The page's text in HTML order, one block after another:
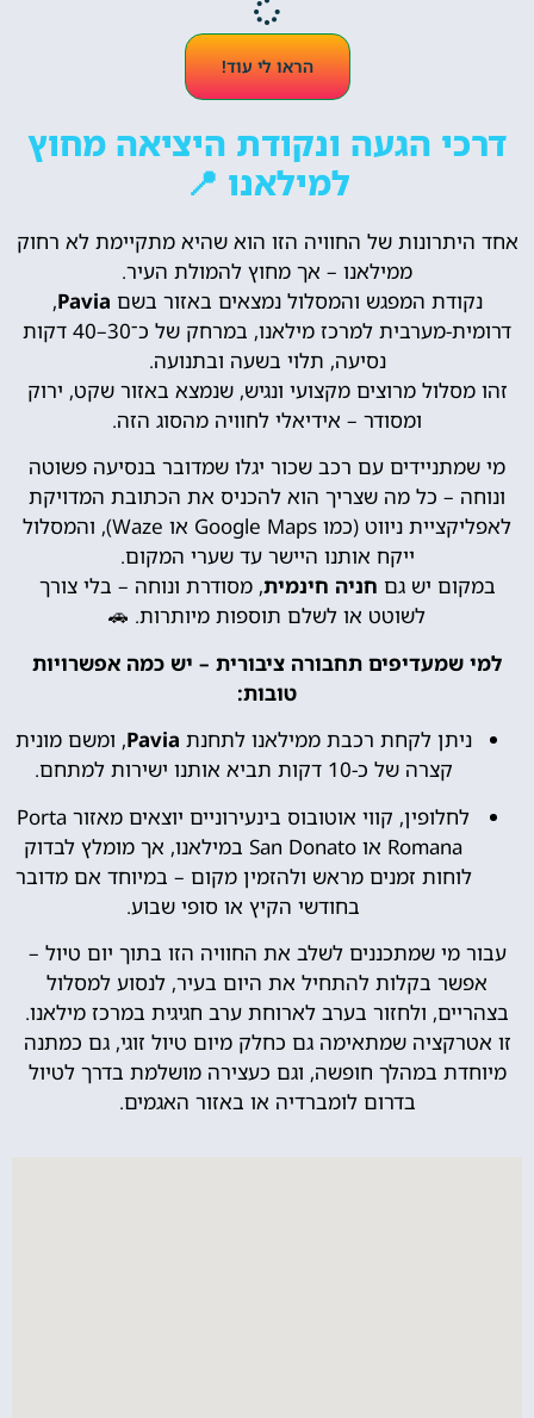
הראו לי עוד!
דרכי הגעה ונקודת היציאה מחוץ
למילאנו 📍
אחד היתרונות של החוויה הזו הוא שהיא מתקיימת לא רחוק
ממילאנו – אך מחוץ להמולת העיר.
נקודת המפגש והמסלול נמצאים באזור בשם Pavia
,
דרומית-מערבית למרכז מילאנו, במרחק של כ־30–40 דקות
נסיעה, תלוי בשעה ובתנועה.
זהו מסלול מרוצים מקצועי ונגיש, שנמצא באזור שקט, ירוק
ומסודר – אידיאלי לחוויה מהסוג הזה.
מי שמתניידים עם רכב שכור יגלו שמדובר בנסיעה פשוטה
ונוחה – כל מה שצריך הוא להכניס את הכתובת המדויקת
לאפליקציית ניווט (כמו Google Maps או Waze), והמסלול
ייקח אותנו היישר עד שערי המקום.
במקום יש גם חניה חינמית, מסודרת ונוחה – בלי צורך
לשוטט או לשלם תוספות מיותרות. 🚗
למי שמעדיפים תחבורה ציבורית – יש כמה אפשרויות
טובות:
ניתן לקחת רכבת ממילאנו לתחנת Pavia, ומשם מונית
קצרה של כ-10 דקות תביא אותנו ישירות למתחם.
לחלופין, קווי אוטובוס בינעירוניים יוצאים מאזור Porta
Romana או San Donato במילאנו, אך מומלץ לבדוק
לוחות זמנים מראש ולהזמין מקום – במיוחד אם מדובר
בחודשי הקיץ או סופי שבוע.
עבור מי שמתכננים לשלב את החוויה הזו בתוך יום טיול –
אפשר בקלות להתחיל את היום בעיר, לנסוע למסלול
בצהריים, ולחזור בערב לארוחת ערב חגיגית במרכז מילאנו.
זו אטרקציה שמתאימה גם כחלק מיום טיול זוגי, גם כמתנה
מיוחדת במהלך חופשה, וגם כעצירה מושלמת בדרך לטיול
בדרום לומברדיה או באזור האגמים.